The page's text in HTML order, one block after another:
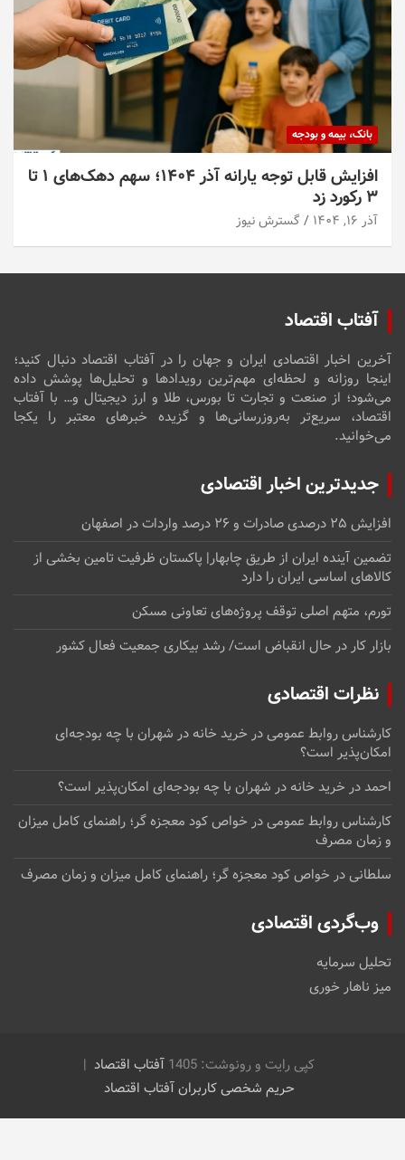
بانک، بیمه و بودجه
افزایش قابل توجه یارانه آذر ۱۴۰۴؛ سهم دهک‌های ۱ تا
۳ رکورد زد
آذر ۱۶, ۱۴۰۴ گسترش نیوز
آفتاب اقتصاد
آخرین اخبار اقتصادی ایران و جهان را در آفتاب اقتصاد دنبال کنید؛
اینجا روزانه و لحظه‌ای مهم‌ترین رویدادها و تحلیل‌ها پوشش داده
می‌شود؛ از صنعت و تجارت تا بورس، طلا و ارز دیجیتال و… با آفتاب
اقتصاد، سریع‌تر به‌روزرسانی‌ها و گزیده خبرهای معتبر را یکجا
می‌خوانید.
جدیدترین اخبار اقتصادی
افزایش ۲۵ درصدی صادرات و ۲۶ درصد واردات در اصفهان
تضمین آینده ایران از طریق چابهار| پاکستان ظرفیت تامین بخشی از
کالاهای اساسی ایران را دارد
تورم، متهم اصلی توقف پروژه‌های تعاونی مسکن
بازار کار در حال انقباض است/ رشد بیکاری جمعیت فعال کشور
نظرات اقتصادی
کارشناس روابط عمومیدرخرید خانه در شهران با چه بودجه‌ای
امکان‌پذیر است؟
احمددرخرید خانه در شهران با چه بودجه‌ای امکان‌پذیر است؟
کارشناس روابط عمومیدرخواص کود معجزه گر؛ راهنمای کامل میزان
و زمان مصرف
سلطانیدرخواص کود معجزه گر؛ راهنمای کامل میزان و زمان مصرف
وب‌گردی اقتصادی
تحلیل سرمایه
میز ناهار خوری
کپی رایت و رونوشت: 1405
آفتاب اقتصاد
حریم شخصی کاربران آفتاب اقتصاد